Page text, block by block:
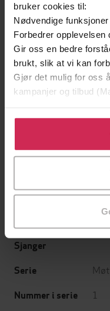
bruker cookies til:
Nødvendige
Forbedrer opplevelsen
Gir oss en bedre
brukt, slik at vi kan
Gjør det mulig for oss
kampanjer og tilbud
Klikk på «Godta alle»
bruke cookies for alle
tilpasse ditt samtykke
2,-
Jegeren
Helge Midtdal
EBOK
Undertittel Ett
Forfattere
Utgitt
Sjanger
Serie
Nummer i serie 1